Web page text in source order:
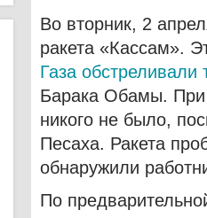
Во вторник, 2
ракета «Кассам».
Газа
Барака Обамы. При
никого не было,
Песаха. Ракета
обнаружили
По